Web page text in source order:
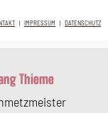
| IMPRESSUM | DATENSCHUTZ
Thieme